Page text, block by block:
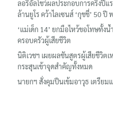
‘อนุทิน’ ควงภริยาชมงาน OTOP
ลอรีอัลโชว์ผลประกอบการครึ่งปีแ
ล้านยูโร คว้าไลเซนส์ ‘กุชชี่’ 50
‘แม่เด็ก 14’ ยกมือไหว้ขอโทษทั้ง
ครอบครัวผู้เสียชีวิต
นิติเวชฯ เผยผลชันสูตรผู้เสียชีวิตเ
กระสุนเข้าจุดสำคัญทั้งหมด